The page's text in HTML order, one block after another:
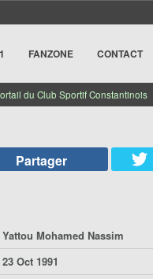
FANZONE CONTACT
du Club Sportif Constantinois
Partager
Yattou Mohamed Nassim
23 Oct 1991